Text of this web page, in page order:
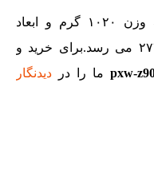
ا متعلقاتش به وزن ۱۰۲۰ گرم و ابعاد
ما را در دیدنگار